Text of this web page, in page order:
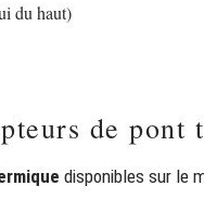
du haut)
de pont
disponibles sur le